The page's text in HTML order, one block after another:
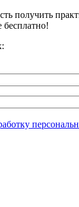
получить